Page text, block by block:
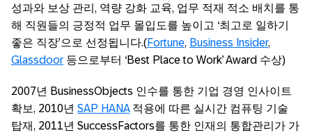
성과와 보상 관리, 역량 강화 교육, 업무 적재 적소 배치를 통
해 직원들의 긍정적 업무 몰입도를 높이고 ‘최고로 일하기
좋은 직장’으로 선정됩니다.(Fortune, Business Insider,
Glassdoor 등으로부터 ‘Best Place to Work’ Award 수상)
2007년 BusinessObjects 인수를 통한 기업 경영 인사이트
확보, 2010년 SAP HANA적용에 따른 실시간 컴퓨팅 기술
탑재, 2011년 SuccessFactors를 통한 인재의 통합관리가 가